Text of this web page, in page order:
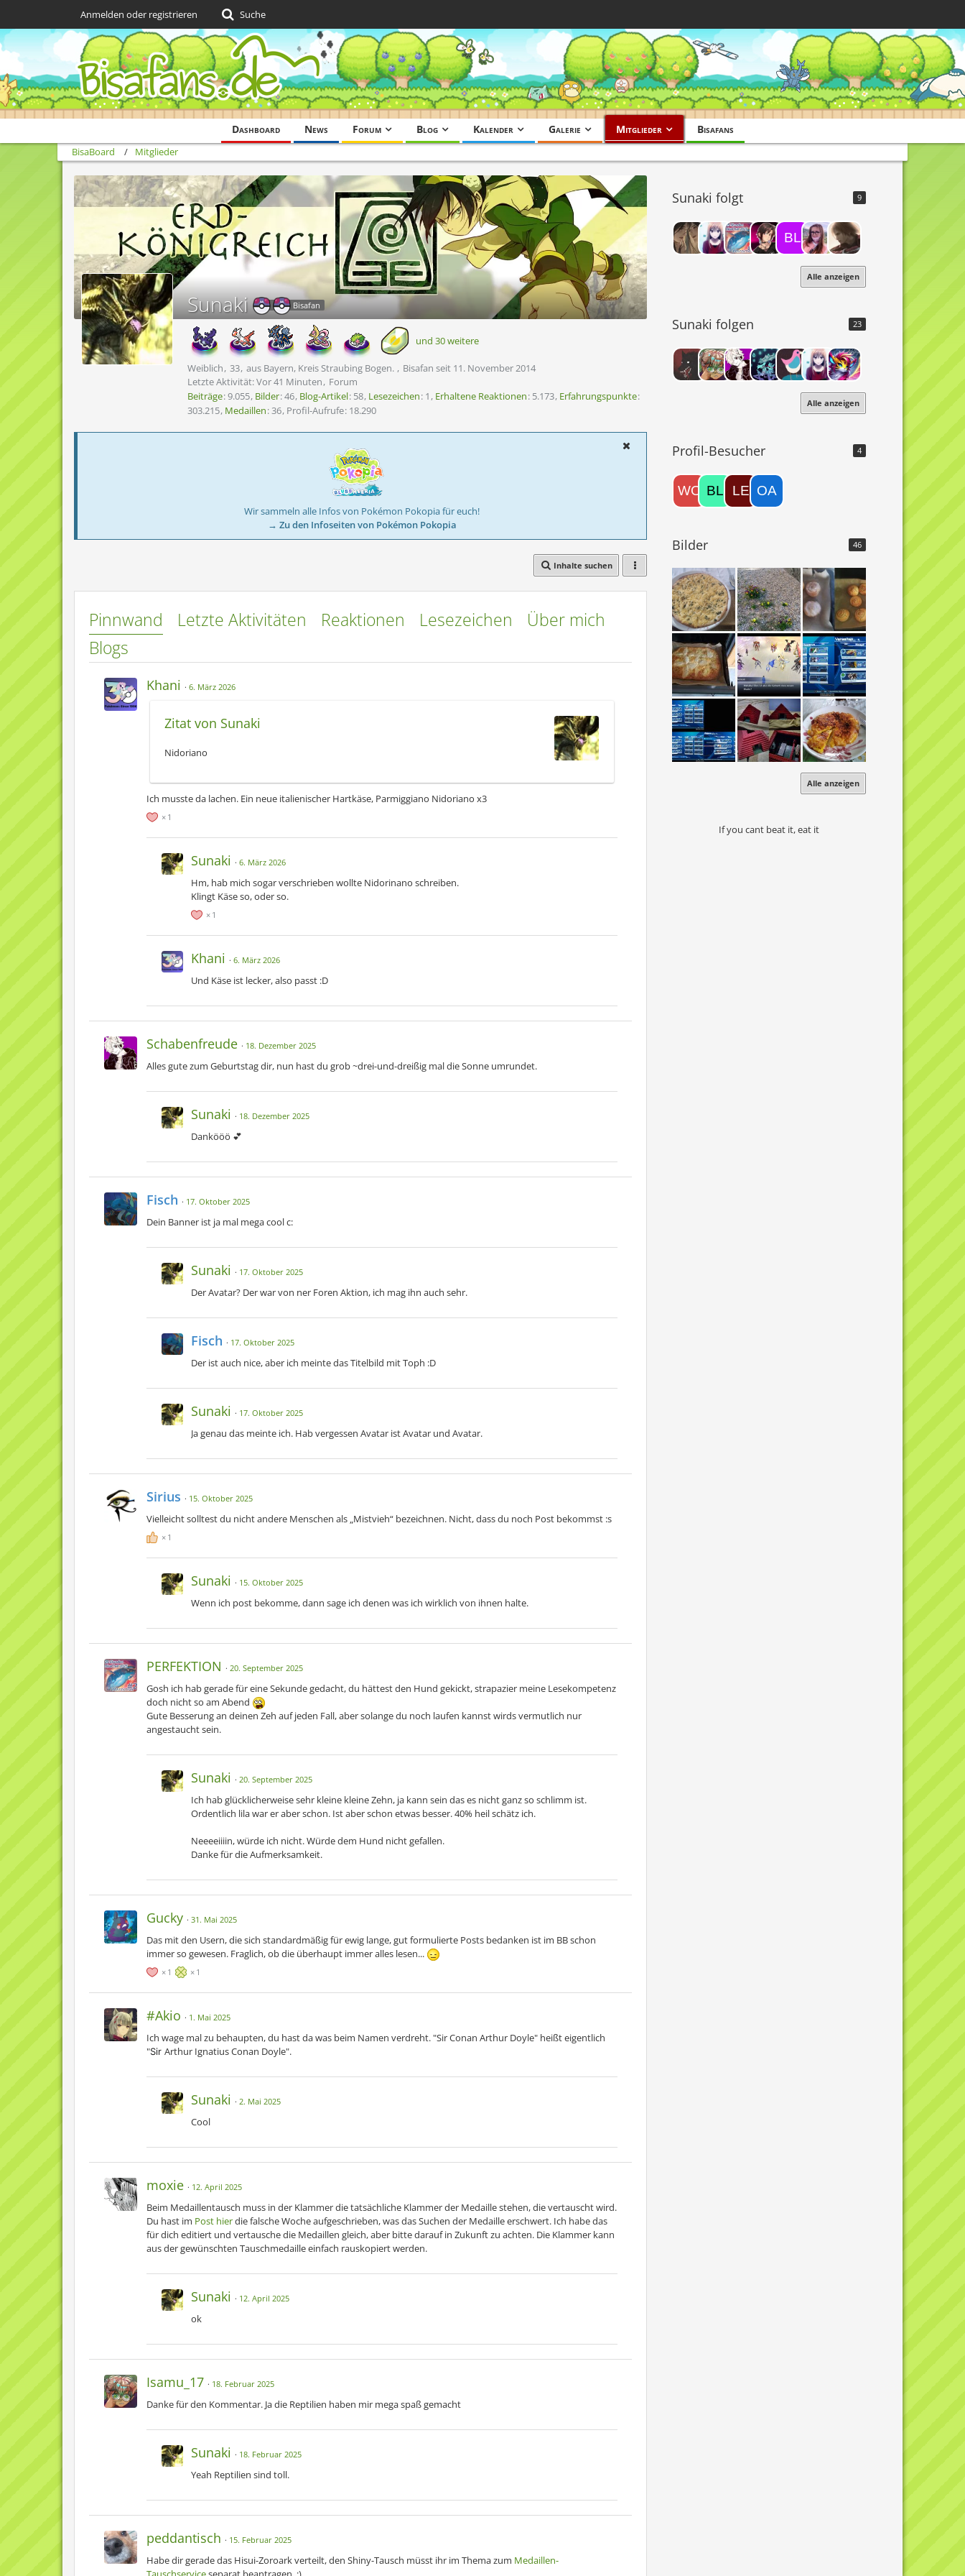
Dashboard News Forum Blog Kalender Galerie Mitglieder Bisafans
Anmelden oder registrieren Suche
BisaBoard Mitglieder
Sunaki Bisafan
und 30 weitere
Weiblich 33 aus Bayern, Kreis Straubing Bogen.
Bisafan seit 11. November 2014
Letzte Aktivität:Vor 41 Minuten
Forum
Beiträge 9.055 Bilder 46 Blog-Artikel 58 Lesezeichen 1 Erhaltene Reaktionen 5.173 Erfahrungspunkte
303.215 Medaillen 36 Profil-Aufrufe 18.290
Wir sammeln alle Infos von Pokémon Pokopia für euch!
→ Zu den Infoseiten von Pokémon Pokopia
Inhalte suchen
Pinnwand Letzte Aktivitäten Reaktionen Lesezeichen
Über mich
Blogs
Khani 6. März 2026
Zitat von Sunaki
Nidoriano
Ich musste da lachen. Ein neue italienischer Hartkäse, Parmiggiano Nidoriano x3
1
Sunaki 6. März 2026
Hm, hab mich sogar verschrieben wollte Nidorinano schreiben.
Klingt Käse so, oder so.
1
Khani 6. März 2026
Und Käse ist lecker, also passt :D
Schabenfreude 18. Dezember 2025
Alles gute zum Geburtstag dir, nun hast du grob ~drei-und-dreißig mal die Sonne umrundet.
Sunaki 18. Dezember 2025
Dankööö 💕
Fisch 17. Oktober 2025
Dein Banner ist ja mal mega cool c:
Sunaki 17. Oktober 2025
Der Avatar? Der war von ner Foren Aktion, ich mag ihn auch sehr.
Fisch 17. Oktober 2025
Der ist auch nice, aber ich meinte das Titelbild mit Toph :D
Sunaki 17. Oktober 2025
Ja genau das meinte ich. Hab vergessen Avatar ist Avatar und Avatar.
Sirius 15. Oktober 2025
Vielleicht solltest du nicht andere Menschen als „Mistvieh“ bezeichnen. Nicht, dass du noch Post bekommst :s
1
Sunaki 15. Oktober 2025
Wenn ich post bekomme, dann sage ich denen was ich wirklich von ihnen halte.
PERFEKTION 20. September 2025
Gosh ich hab gerade für eine Sekunde gedacht, du hättest den Hund gekickt, strapazier meine Lesekompetenz
doch nicht so am Abend
Gute Besserung an deinen Zeh auf jeden Fall, aber solange du noch laufen kannst wirds vermutlich nur
angestaucht sein.
Sunaki 20. September 2025
Ich hab glücklicherweise sehr kleine kleine Zehn, ja kann sein das es nicht ganz so schlimm ist.
Ordentlich lila war er aber schon. Ist aber schon etwas besser. 40% heil schätz ich.
Neeeeiiiin, würde ich nicht. Würde dem Hund nicht gefallen.
Danke für die Aufmerksamkeit.
Gucky 31. Mai 2025
Das mit den Usern, die sich standardmäßig für ewig lange, gut formulierte Posts bedanken ist im BB schon
immer so gewesen. Fraglich, ob die überhaupt immer alles lesen...
1 1
#Akio 1. Mai 2025
Ich wage mal zu behaupten, du hast da was beim Namen verdreht. "Sir Conan Arthur Doyle" heißt eigentlich
"Sir Arthur Ignatius Conan Doyle".
Sunaki 2. Mai 2025
Cool
moxie 12. April 2025
Beim Medaillentausch muss in der Klammer die tatsächliche Klammer der Medaille stehen, die vertauscht wird.
Du hast im Post hierdie falsche Woche aufgeschrieben, was das Suchen der Medaille erschwert. Ich habe das
für dich editiert und vertausche die Medaillen gleich, aber bitte darauf in Zukunft zu achten. Die Klammer kann
aus der gewünschten Tauschmedaille einfach rauskopiert werden.
Sunaki 12. April 2025
ok
Isamu_17 18. Februar 2025
Danke für den Kommentar. Ja die Reptilien haben mir mega spaß gemacht
Sunaki 18. Februar 2025
Yeah Reptilien sind toll.
peddantisch 15. Februar 2025
Habe dir gerade das Hisui-Zoroark verteilt, den Shiny-Tausch müsst ihr im Thema zum Medaillen-
Sunaki folgt 9
Alle anzeigen
Sunaki folgen 23
Alle anzeigen
Profil-Besucher 4
Bilder 46
Alle anzeigen
If you cant beat it, eat it